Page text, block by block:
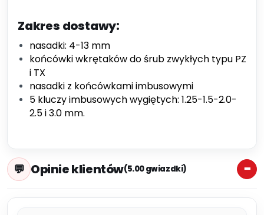
Zakres dostawy:
nasadki: 4-13 mm
końcówki wkrętaków do śrub zwykłych typu PZ
i TX
nasadki z końcówkami imbusowymi
5 kluczy imbusowych wygiętych: 1.25-1.5-2.0-
2.5 i 3.0 mm.
Opinie klientów(5.00 gwiazdki)